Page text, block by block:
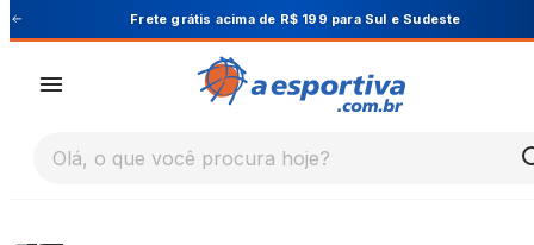
Cupom PRIMEIRA10 para 10% OFF na 1ª
Olá, o que você procura hoje?